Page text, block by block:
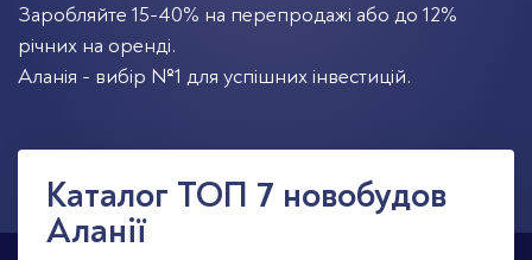
Заробляйте 15-40% на перепродажі або до 12%
річних на оренді.
Аланія - вибір №1 для успішних інвестицій.
Каталог TOП 7 новобудов
Аланії